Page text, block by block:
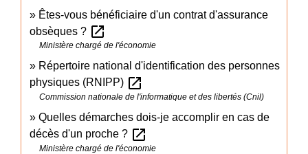
Êtes-vous bénéficiaire d'un contrat d'assurance
obsèques ? open_in_new
Ministère chargé de l'économie
Répertoire national d'identification des personnes
physiques (RNIPP) open_in_new
Commission nationale de l'informatique et des libertés (Cnil)
Quelles démarches dois-je accomplir en cas de
décès d'un proche ? open_in_new
Ministère chargé de l'économie